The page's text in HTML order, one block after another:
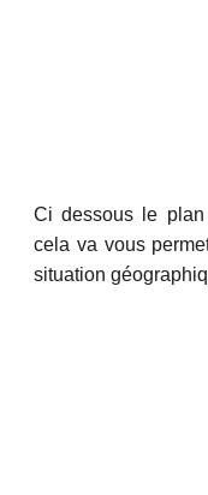
Ci dessous le
cela va vous
situation